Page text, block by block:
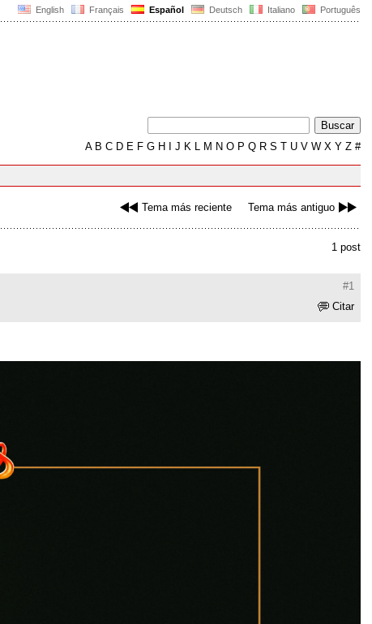
English Français Español Deutsch Italiano Português
AB C D E F G H J K L M N O P Q R S T U V W X Y Z #
Tema más reciente Tema más antiguo
1 post
#1
Citar